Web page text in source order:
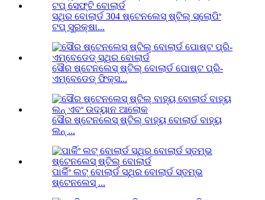
ସ୍ଥିର ବୋଲାର୍ଡ 304 ଷ୍ଟେନଲେସ୍ ଷ୍ଟିଲ୍ ସ୍ଲୋପିଂ
ଟପ୍ ସୁରକ୍ଷା...
ସୌର ଷ୍ଟେନଲେସ୍ ଷ୍ଟିଲ୍ ବୋଲାର୍ଡ ପୋଷ୍ଟ ପ୍ରି-
ଏମ୍ବେଡେଡ୍ ଫିକ୍ସ...
ସୌର ଷ୍ଟେନଲେସ୍ ଷ୍ଟିଲ୍ ବାହ୍ୟ ବୋଲାର୍ଡ ବାହ୍ୟ
ଲନ୍ ...
ପାର୍କିଂ ଲଟ୍ ବୋଲାର୍ଡ ସ୍ଥିର ବୋଲାର୍ଡ ସ୍ତମ୍ଭ
ଷ୍ଟେନଲେସ୍ ...